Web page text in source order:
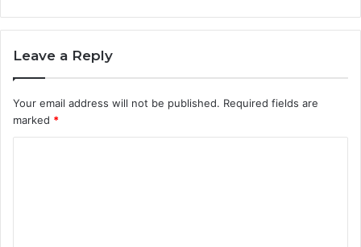
Leave a Reply
Your email address will not be published. Required fields are
marked *